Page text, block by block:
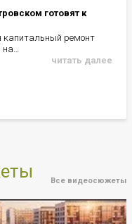
готовят к
капитальный ремонт
на…
читать далее
Все видеосюжеты